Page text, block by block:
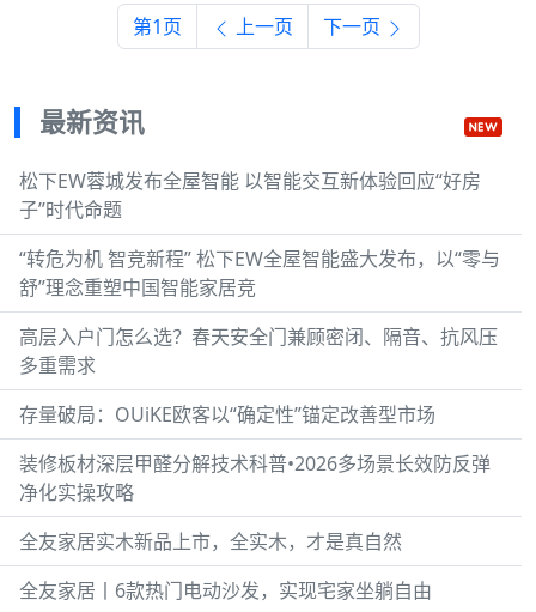
第1页 上一页 下一页
最新资讯
松下EW蓉城发布全屋智能 以智能交互新体验回应“好房
子”时代命题
“转危为机 智竞新程” 松下EW全屋智能盛大发布，以“零与
舒”理念重塑中国智能家居竞
高层入户门怎么选？春天安全门兼顾密闭、隔音、抗风压
多重需求
存量破局：OUiKE欧客以“确定性”锚定改善型市场
装修板材深层甲醛分解技术科普•2026多场景长效防反弹
净化实操攻略
全友家居实木新品上市，全实木，才是真自然
全友家居丨6款热门电动沙发，实现宅家坐躺自由